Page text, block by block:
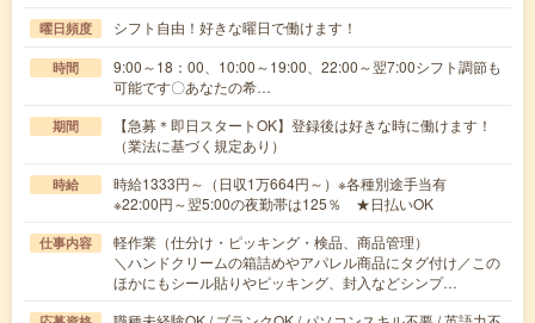
曜日頻度 シフト自由！好きな曜日で働けます！
時間
9:00～18：00、10:00～19:00、22:00～翌7:00シフト調節も
可能です〇あなたの希…
期間
【急募＊即日スタートOK】登録後は好きな時に働けます！
（業法に基づく規定あり）
時給
時給1333円～（日収1万664円～）※各種別途手当有
※22:00円～翌5:00の夜勤帯は125％ ★日払いOK
仕事内容
軽作業（仕分け・ピッキング・検品、商品管理）
＼ハンドクリームの箱詰めやアパレル商品にタグ付け／この
ほかにもシール貼りやピッキング、封入などシンプ…